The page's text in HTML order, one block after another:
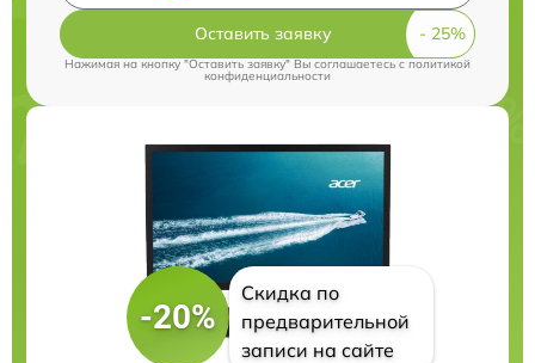
Оставить заявку
Нажимая на кнопку "Оставить заявку" Вы соглашаетесь cполитикой
конфиденциальности
-20%
Скидка по
предварительной
записи на сайте